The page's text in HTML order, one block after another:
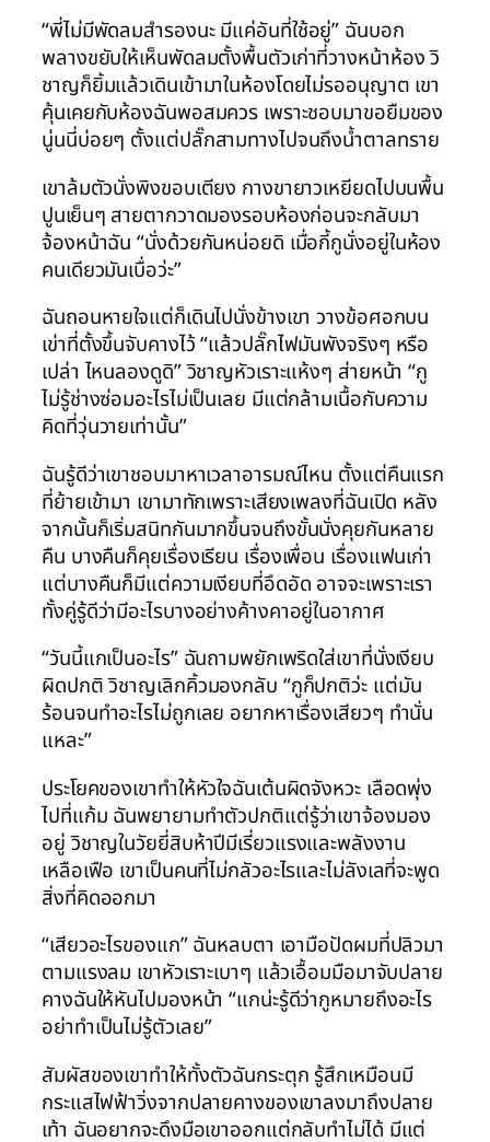
“พี่ไม่มีพัดลมสำรองนะ มีแค่อันที่ใช้อยู่” ฉันบอก
พลางขยับให้เห็นพัดลมตั้งพื้นตัวเก่าที่วางหน้าห้อง วิ
ชาญก็ยิ้มแล้วเดินเข้ามาในห้องโดยไม่รออนุญาต เขา
คุ้นเคยกับห้องฉันพอสมควร เพราะชอบมาขอยืมของ
นู่นนี่บ่อยๆ ตั้งแต่ปลั๊กสามทางไปจนถึงน้ำตาลทราย
เขาล้มตัวนั่งพิงขอบเตียง กางขายาวเหยียดไปบนพื้น
ปูนเย็นๆ สายตากวาดมองรอบห้องก่อนจะกลับมา
จ้องหน้าฉัน “นั่งด้วยกันหน่อยดิ เมื่อกี้กูนั่งอยู่ในห้อง
คนเดียวมันเบื่อว่ะ”
ฉันถอนหายใจแต่ก็เดินไปนั่งข้างเขา วางข้อศอกบน
เข่าที่ตั้งขึ้นจับคางไว้ “แล้วปลั๊กไฟมันพังจริงๆ หรือ
เปล่า ไหนลองดูดิ” วิชาญหัวเราะแห้งๆ ส่ายหน้า “กู
ไม่รู้ช่างซ่อมอะไรไม่เป็นเลย มีแต่กล้ามเนื้อกับความ
คิดที่วุ่นวายเท่านั้น”
ฉันรู้ดีว่าเขาชอบมาหาเวลาอารมณ์ไหน ตั้งแต่คืนแรก
ที่ย้ายเข้ามา เขามาทักเพราะเสียงเพลงที่ฉันเปิด หลัง
จากนั้นก็เริ่มสนิทกันมากขึ้นจนถึงขั้นนั่งคุยกันหลาย
คืน บางคืนก็คุยเรื่องเรียน เรื่องเพื่อน เรื่องแฟนเก่า
แต่บางคืนก็มีแต่ความเงียบที่อึดอัด อาจจะเพราะเรา
ทั้งคู่รู้ดีว่ามีอะไรบางอย่างค้างคาอยู่ในอากาศ
“วันนี้แกเป็นอะไร” ฉันถามพยักเพริดใส่เขาที่นั่งเงียบ
ผิดปกติ วิชาญเลิกคิ้วมองกลับ “กูก็ปกติว่ะ แต่มัน
ร้อนจนทำอะไรไม่ถูกเลย อยากหาเรื่องเสียวๆ ทำนั่น
แหละ”
ประโยคของเขาทำให้หัวใจฉันเต้นผิดจังหวะ เลือดพุ่ง
ไปที่แก้ม ฉันพยายามทำตัวปกติแต่รู้ว่าเขาจ้องมอง
อยู่ วิชาญในวัยยี่สิบห้าปีมีเรี่ยวแรงและพลังงาน
เหลือเฟือ เขาเป็นคนที่ไม่กลัวอะไรและไม่ลังเลที่จะพูด
สิ่งที่คิดออกมา
“เสียวอะไรของแก” ฉันหลบตา เอามือปัดผมที่ปลิวมา
ตามแรงลม เขาหัวเราะเบาๆ แล้วเอื้อมมือมาจับปลาย
คางฉันให้หันไปมองหน้า “แกน่ะรู้ดีว่ากูหมายถึงอะไร
อย่าทำเป็นไม่รู้ตัวเลย”
สัมผัสของเขาทำให้ทั้งตัวฉันกระตุก รู้สึกเหมือนมี
กระแสไฟฟ้าวิ่งจากปลายคางของเขาลงมาถึงปลาย
เท้า ฉันอยากจะดึงมือเขาออกแต่กลับทำไม่ได้ มีแต่